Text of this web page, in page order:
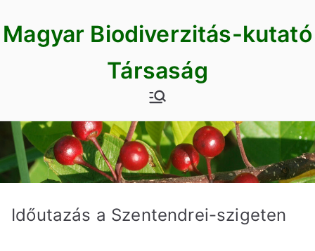
toMagyar Biodiverzitás-kutató
Társaság
Időutazás a Szentendrei-szigeten